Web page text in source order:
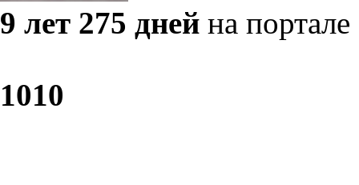
9 лет 275 дней на портале
1010